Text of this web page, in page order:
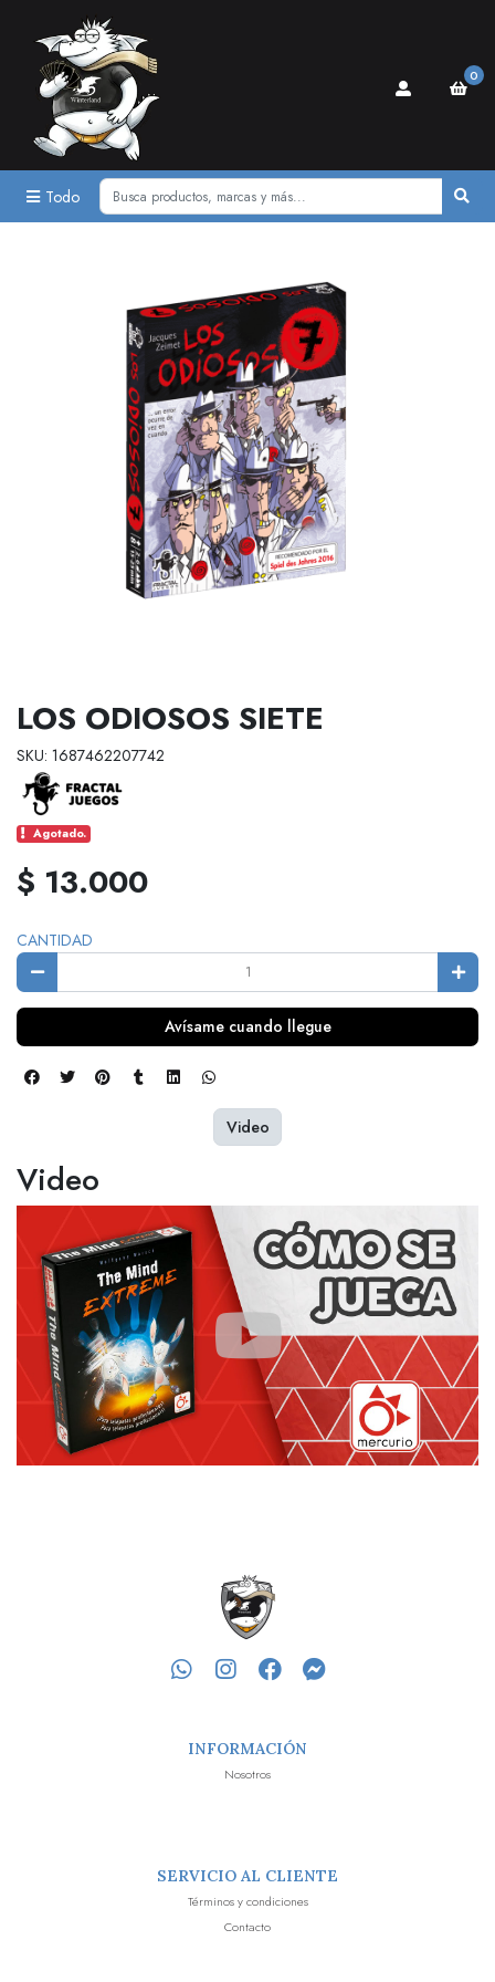
Todo
0
LOS ODIOSOS SIETE
SKU: 1687462207742
Agotado.
$ 13.000
CANTIDAD
Avísame cuando llegue
Video
Video
INFORMACIÓN
Nosotros
SERVICIO AL CLIENTE
Términos y condiciones
Contacto